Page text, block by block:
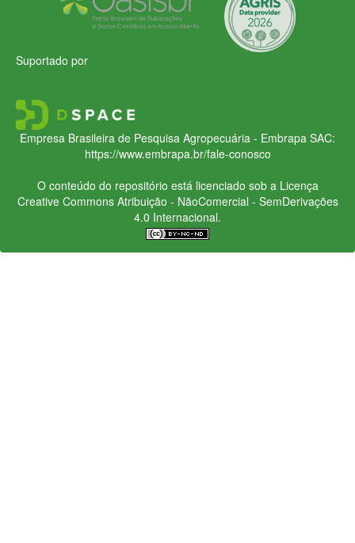
Suportado por
Empresa Brasileira de Pesquisa Agropecuária - Embrapa SAC:
https://www.embrapa.br/fale-conosco
O conteúdo do repositório está licenciado sob a Licença
Creative CommonsAtribuição - NãoComercial - SemDerivações
4.0 Internacional.